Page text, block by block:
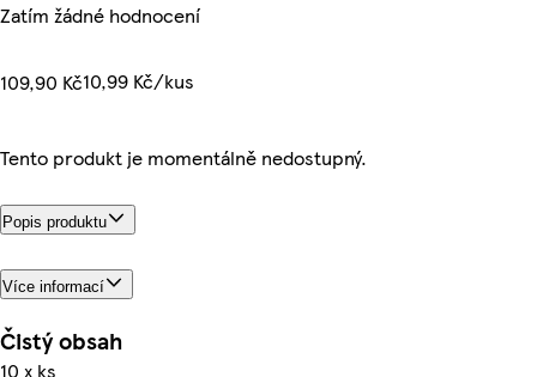
Zatím žádné hodnocení
109,90 Kč10,99 Kč/kus
Tento produkt je momentálně nedostupný.
Popis produktu
Více informací
Čistý obsah
10 x ks